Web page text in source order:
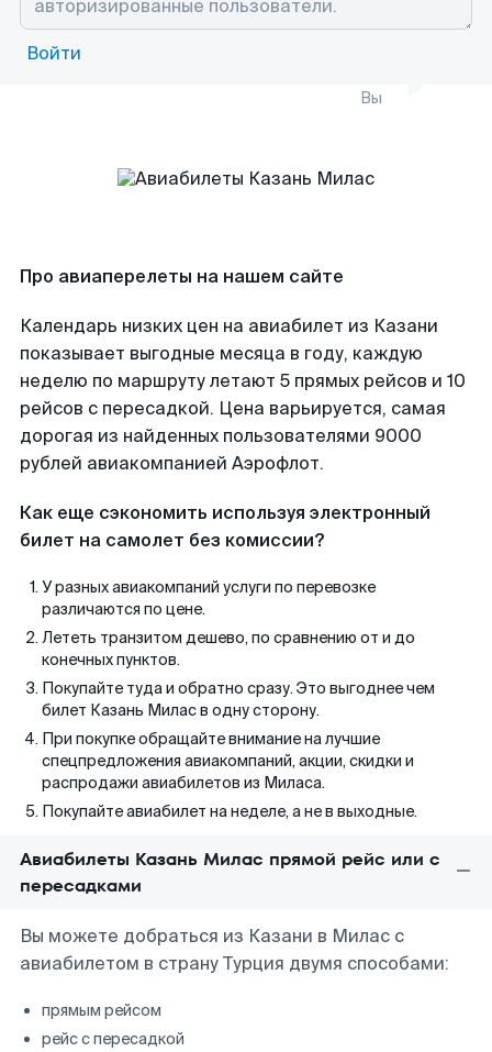
Войти
Вы
Про авиаперелеты на нашем сайте
Календарь низких цен на авиабилет из Казани
показывает выгодные месяца в году, каждую
неделю по маршруту летают 5 прямых рейсов и 10
рейсов с пересадкой. Цена варьируется, самая
дорогая из найденных пользователями 9000
рублей авиакомпанией Аэрофлот.
Как еще сэкономить используя электронный
билет на самолет без комиссии?
У разных авиакомпаний услуги по перевозке
различаются по цене.
Лететь транзитом дешево, по сравнению от и до
конечных пунктов.
Покупайте туда и обратно сразу. Это выгоднее чем
билет Казань Милас в одну сторону.
При покупке обращайте внимание на лучшие
спецпредложения авиакомпаний, акции, скидки и
распродажи авиабилетов из Миласа.
Покупайте авиабилет на неделе, а не в выходные.
Авиабилеты Казань Милас прямой рейс или с
пересадками
Вы можете добраться из Казани в Милас с
авиабилетом в страну Турция двумя способами:
прямым рейсом
рейс с пересадкой